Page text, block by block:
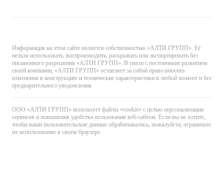
Информация на этом сайте является собственностью «АЛТИ ГРУПП». Её
нельзя использовать, воспроизводить, раскрывать или экспортировать без
письменного разрешения «АЛТИ ГРУПП». В связи с постоянным развитием
своей компании, «АЛТИ ГРУПП» оставляет за собой право вносить
изменения в конструкцию и технические характеристики в любой момент и без
предварительного уведомления.
ООО «АЛТИ ГРУПП» использует файлы «cookie» с целью персонализации
сервисов и повышения удобства пользования веб-сайтом. Если вы не хотите,
чтобы ваши пользовательские данные обрабатывались, пожалуйста, ограничьте
их использование в своём браузере.